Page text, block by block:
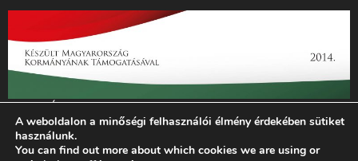
„Az Új Ember katolikus hetilap 2014. évi működésének
támogatását az EGYH-KCP-14-P-0121 sz. támogatási
szerződés keretében 3 000 000 Ft összegben támogatta az
A weboldalon a minőségi felhasználói élmény érdekében sütiket
használunk.
You can find out more about which cookies we are using or